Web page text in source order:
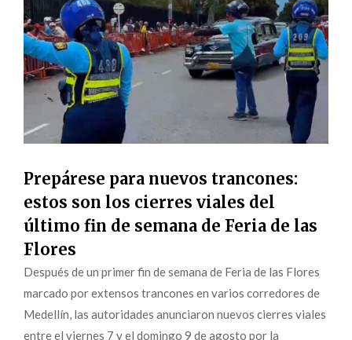
Prepárese para nuevos trancones:
estos son los cierres viales del
último fin de semana de Feria de las
Flores
Después de un primer fin de semana de Feria de las Flores
marcado por extensos trancones en varios corredores de
Medellín, las autoridades anunciaron nuevos cierres viales
entre el viernes 7 y el domingo 9 de agosto por la